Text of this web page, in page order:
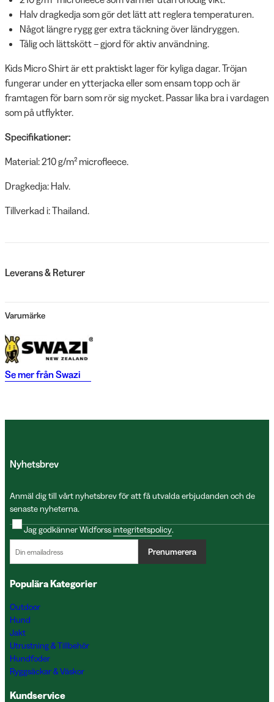
Halv dragkedja som gör det lätt att reglera temperaturen.
Något längre rygg ger extra täckning över ländryggen.
Tålig och lättskött – gjord för aktiv användning.
Kids Micro Shirt är ett praktiskt lager för kyliga dagar. Tröjan
fungerar under en ytterjacka eller som ensam topp och är
framtagen för barn som rör sig mycket. Passar lika bra i vardagen
som på utflykter.
Specifikationer:
Material: 210 g/m² microfleece.
Dragkedja: Halv.
Tillverkad i: Thailand.
Leverans & Returer
Varumärke
Se mer frånSwazi
Nyhetsbrev
Anmäl dig till vårt nyhetsbrev för att få utvalda erbjudanden och de
senaste nyheterna.
Jag godkänner Widforssintegritetspolicy.
Prenumerera
Populära Kategorier
Outdoor
Hund
Jakt
Utrustning & Tillbehör
Hundfoder
Ryggsäckar & Väskor
Kundservice